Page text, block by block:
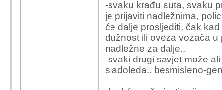
-svaku krađu auta, svaku
je prijaviti nadležnima,
će dalje prosljediti, čak
dužnost ili oveza vozača u
nadležne za dalje..
-svaki drugi savjet može
sladoleda.. besmisleno-